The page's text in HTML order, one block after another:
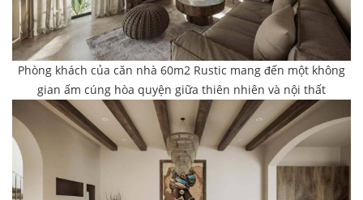
Phòng khách của căn nhà 60m2 Rustic mang đến một không
gian ấm cúng hòa quyện giữa thiên nhiên và nội thất